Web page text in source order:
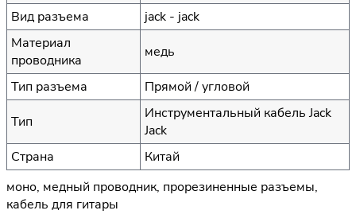
Вид разъема
jack - jack
Материал
проводника
медь
Тип разъема
Прямой / угловой
Тип
Инструментальный кабель Jack
Jack
Страна
Китай
моно, медный проводник, прорезиненные разъемы,
кабель для гитары